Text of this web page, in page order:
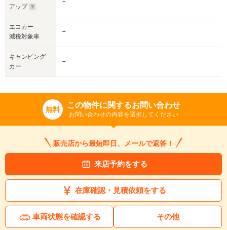
アップ
－
エコカー
減税対象車
－
キャンピング
カー
－
無料 この物件に関するお問い合わせ
お問い合わせの内容を選択してください
販売店から最短即日、メールで返答！
来店予約をする
在庫確認・見積依頼をする
車両状態を確認する その他